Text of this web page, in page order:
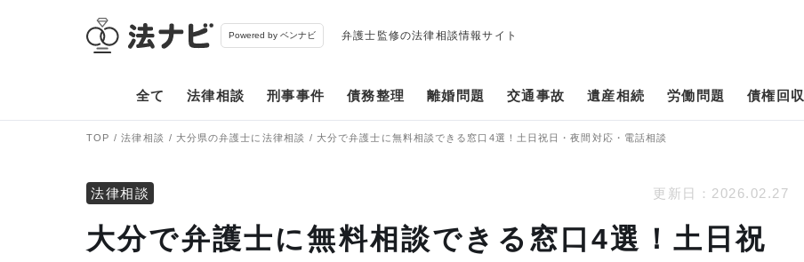
Powered by ベンナビ 弁護士監修の法律相談情報サイト
全て 法律相談 刑事事件 債務整理 離婚問題 交通事故 遺産相続 労働問題 債権回収
TOP 法律相談 大分県の弁護士に法律相談 大分で弁護士に無料相談できる窓口4選！土日祝日・夜間対応・電話相談
法律相談 更新日： 2026.02.27
大分で弁護士に無料相談できる窓口4選！土日祝